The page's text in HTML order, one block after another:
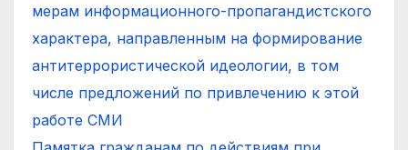
мерам информационного-пропагандистского
характера, направленным на формирование
антитеррористической идеологии, в том
числе предложений по привлечению к этой
работе СМИ